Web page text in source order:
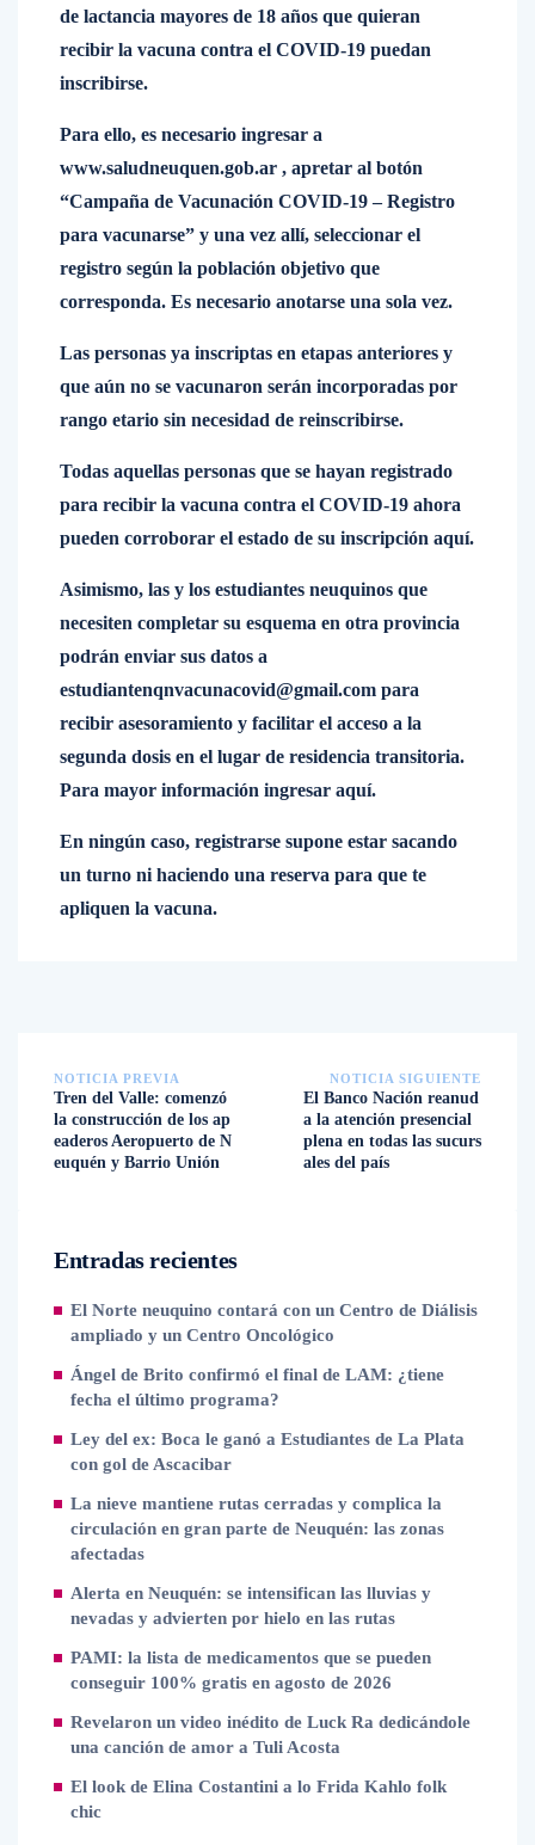
de lactancia mayores de 18 años que quieran
recibir la vacuna contra el COVID-19 puedan
inscribirse.
Para ello, es necesario ingresar a
www.saludneuquen.gob.ar , apretar al botón
“Campaña de Vacunación COVID-19 – Registro
para vacunarse” y una vez allí, seleccionar el
registro según la población objetivo que
corresponda. Es necesario anotarse una sola vez.
Las personas ya inscriptas en etapas anteriores y
que aún no se vacunaron serán incorporadas por
rango etario sin necesidad de reinscribirse.
Todas aquellas personas que se hayan registrado
para recibir la vacuna contra el COVID-19 ahora
pueden corroborar el estado de su inscripción aquí.
Asimismo, las y los estudiantes neuquinos que
necesiten completar su esquema en otra provincia
podrán enviar sus datos a
estudiantenqnvacunacovid@gmail.com para
recibir asesoramiento y facilitar el acceso a la
segunda dosis en el lugar de residencia transitoria.
Para mayor información ingresar aquí.
En ningún caso, registrarse supone estar sacando
un turno ni haciendo una reserva para que te
apliquen la vacuna.
NOTICIA PREVIA
Tren del Valle: comenzó
la construcción de los ap
eaderos Aeropuerto de N
euquén y Barrio Unión
NOTICIA SIGUIENTE
El Banco Nación reanud
a la atención presencial
plena en todas las sucurs
ales del país
Entradas recientes
El Norte neuquino contará con un Centro de Diálisis
ampliado y un Centro Oncológico
Ángel de Brito confirmó el final de LAM: ¿tiene
fecha el último programa?
Ley del ex: Boca le ganó a Estudiantes de La Plata
con gol de Ascacibar
La nieve mantiene rutas cerradas y complica la
circulación en gran parte de Neuquén: las zonas
afectadas
Alerta en Neuquén: se intensifican las lluvias y
nevadas y advierten por hielo en las rutas
PAMI: la lista de medicamentos que se pueden
conseguir 100% gratis en agosto de 2026
Revelaron un video inédito de Luck Ra dedicándole
una canción de amor a Tuli Acosta
El look de Elina Costantini a lo Frida Kahlo folk
chic